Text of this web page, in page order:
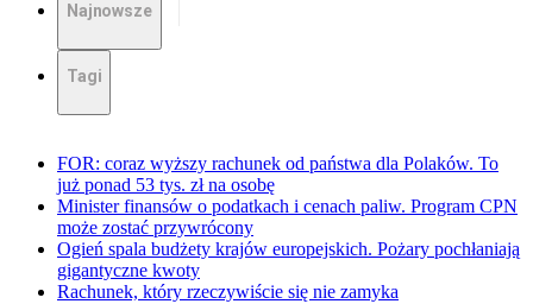
Najnowsze
Tagi
FOR: coraz wyższy rachunek od państwa dla Polaków. To
już ponad 53 tys. zł na osobę
Minister finansów o podatkach i cenach paliw. Program CPN
może zostać przywrócony
Ogień spala budżety krajów europejskich. Pożary pochłaniają
gigantyczne kwoty
Rachunek, który rzeczywiście się nie zamyka